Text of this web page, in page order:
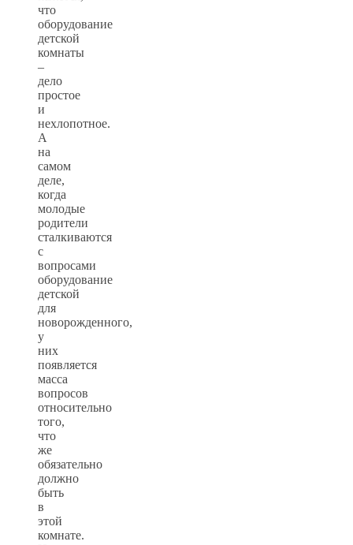
что
оборудование
детской
комнаты
–
дело
простое
и
нехлопотное.
А
на
самом
деле,
когда
молодые
родители
сталкиваются
с
вопросами
оборудование
детской
для
новорожденного,
у
них
появляется
масса
вопросов
относительно
того,
что
же
обязательно
должно
быть
в
этой
комнате.